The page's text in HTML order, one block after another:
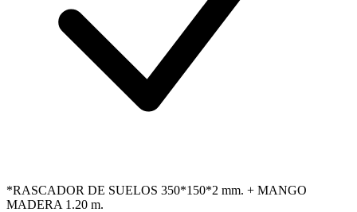
*RASCADOR DE SUELOS 350*150*2 mm. + MANGO
MADERA 1.20 m.